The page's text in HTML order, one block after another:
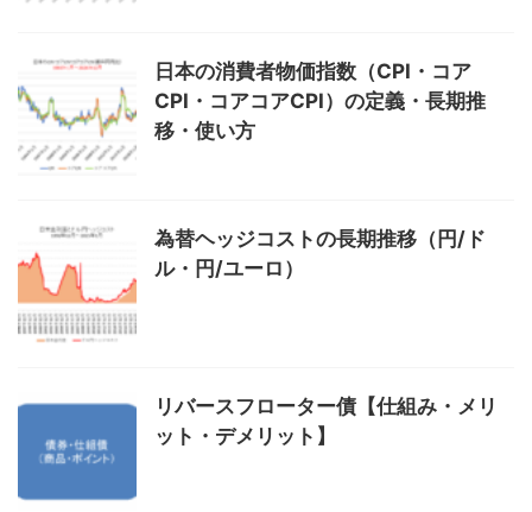
日本の消費者物価指数（CPI・コア
CPI・コアコアCPI）の定義・長期推
移・使い方
為替ヘッジコストの長期推移（円/ド
ル・円/ユーロ）
リバースフローター債【仕組み・メリ
ット・デメリット】